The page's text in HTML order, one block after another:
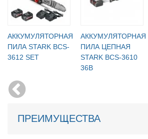
АККУМУЛЯТОРНАЯ
ПИЛА STARK BCS-
3612 SET
АККУМУЛЯТОРНАЯ
ПИЛА ЦЕПНАЯ
STARK BCS-3610
36В
ПРЕИМУЩЕСТВА